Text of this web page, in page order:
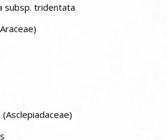
Artemisia tridentata subsp. tridentata